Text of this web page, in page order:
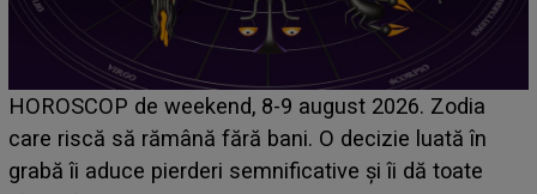
Emanuel a ținut ACEST DETALIU ASCUNS până
acum! În fața Alexandrei, concurentul din Casa Iubirii
face o MĂRTURISIRE NEAȘTEPTATĂ despre mama